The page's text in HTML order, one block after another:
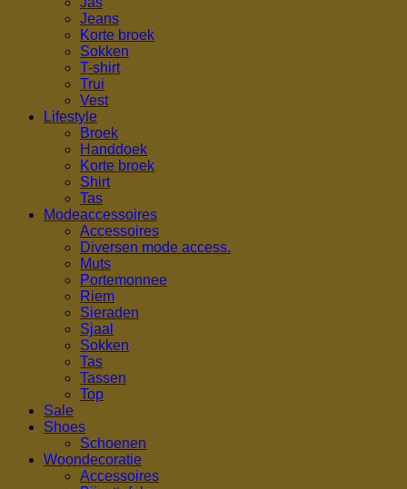
Jeans
Korte broek
Sokken
T-shirt
Trui
Vest
Lifestyle
Broek
Handdoek
Korte broek
Shirt
Tas
Modeaccessoires
Accessoires
Diversen mode access.
Muts
Portemonnee
Riem
Sieraden
Sjaal
Sokken
Tas
Tassen
Top
Sale
Shoes
Schoenen
Woondecoratie
Accessoires